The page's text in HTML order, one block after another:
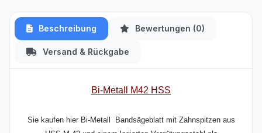
Beschreibung Bewertungen (0)
Versand & Rückgabe
Bi-Metall M42 HSS
Sie kaufen hier Bi-Metall Bandsägeblatt mit Zahnspitzen aus